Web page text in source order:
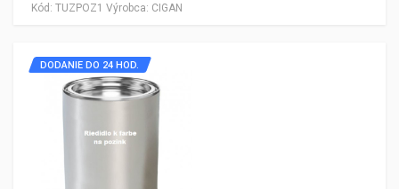
Kód: TUZPOZ1 Výrobca: CIGAN
DODANIE DO 24 HOD.